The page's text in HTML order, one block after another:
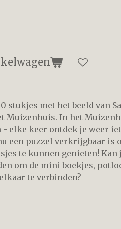
stukjes met het beeld van
Muizenhuis. In het
elke keer ontdek je weer
een puzzel verkrijgbaar is
te kunnen genieten! Kan
om de mini boekjes,
te verbinden?